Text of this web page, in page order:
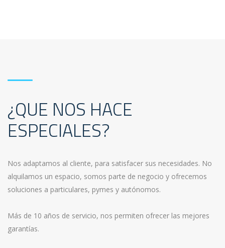
¿QUE NOS HACE
ESPECIALES?
Nos adaptamos al cliente, para satisfacer sus necesidades. No
alquilamos un espacio, somos parte de negocio y ofrecemos
soluciones a particulares, pymes y autónomos.
Más de 10 años de servicio, nos permiten ofrecer las mejores
garantías.